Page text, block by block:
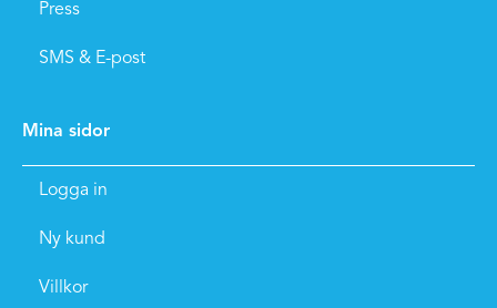
Press
SMS & E-post
Mina sidor
Logga in
Ny kund
Villkor